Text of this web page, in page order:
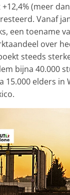
+12,4% (meer
Vanaf
een toename
over
steeds
bijna 40.000
15.000 elders